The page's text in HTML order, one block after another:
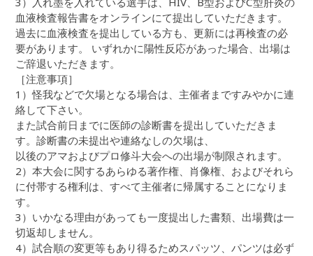
血液検査報告書をオンラインにて提出していただきます。
過去に血液検査を提出している方も、更新には再検査の必
要があります。 いずれかに陽性反応があった場合、出場は
ご辞退いただきます。
［注意事項］
1）怪我などで欠場となる場合は、主催者まですみやかに連
絡して下さい。
また試合前日までに医師の診断書を提出していただきま
す。診断書の未提出や連絡なしの欠場は、
以後のアマおよびプロ修斗大会への出場が制限されます。
2）本大会に関するあらゆる著作権、肖像権、およびそれら
に付帯する権利は、すべて主催者に帰属することになりま
す。
3）いかなる理由があっても一度提出した書類、出場費は一
切返却しません。
4）試合順の変更等もあり得るためスパッツ、パンツは必ず